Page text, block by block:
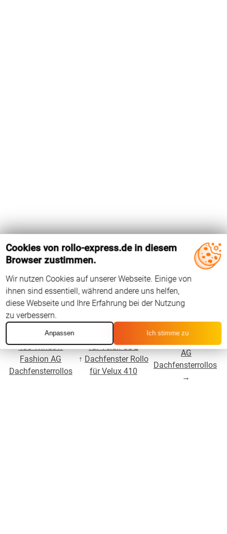
Das Holz-Dachfenster GDL 410 von Velux hat die
Flügelinnenmaße 775 mm x 1362 mm. Der Falzwinkel beträgt
96°
Für Velux GDL
408 Window
Fashion AG
Dachfensterrollos
Dachfenster Rollo
für Velux GDL
↑ Dachfenster Rollo
für Velux 410
Für Velux GDL 606
AG
Dachfensterrollos
→
Cookies von rollo-express.de in diesem
Browser zustimmen.
Wir nutzen Cookies auf unserer Webseite. Einige von
ihnen sind essentiell, während andere uns helfen,
diese Webseite und Ihre Erfahrung bei der Nutzung
zu verbessern.
Anpassen Ich stimme zu